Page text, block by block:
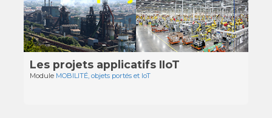
Les projets applicatifs IIoT
Module MOBILITÉ, objets portés et IoT